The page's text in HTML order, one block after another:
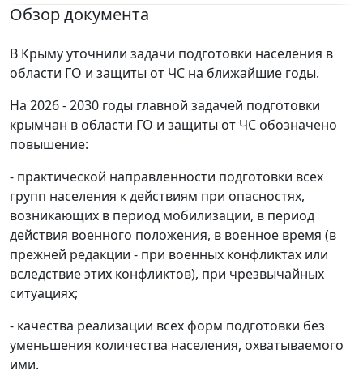
Обзор документа
В Крыму уточнили задачи подготовки населения в
области ГО и защиты от ЧС на ближайшие годы.
На 2026 - 2030 годы главной задачей подготовки
крымчан в области ГО и защиты от ЧС обозначено
повышение:
- практической направленности подготовки всех
групп населения к действиям при опасностях,
возникающих в период мобилизации, в период
действия военного положения, в военное время (в
прежней редакции - при военных конфликтах или
вследствие этих конфликтов), при чрезвычайных
ситуациях;
- качества реализации всех форм подготовки без
уменьшения количества населения, охватываемого
ими.